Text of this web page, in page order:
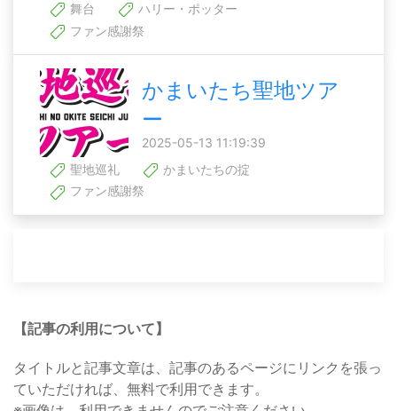
舞台
ハリー・ポッター
ファン感謝祭
かまいたち聖地ツア
ー
2025-05-13 11:19:39
聖地巡礼
かまいたちの掟
ファン感謝祭
【記事の利用について】
タイトルと記事文章は、記事のあるページにリンクを張っ
ていただければ、無料で利用できます。